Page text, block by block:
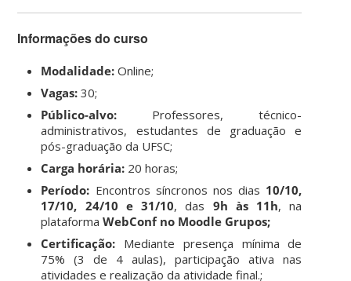
Informações do curso
Modalidade: Online;
Vagas: 30;
Público-alvo: Professores, técnico-
administrativos, estudantes de graduação e
pós-graduação da UFSC;
Carga horária: 20 horas;
Período: Encontros síncronos nos dias 10/10,
17/10, 24/10 e 31/10, das 9h às 11h, na
plataformaWebConf no Moodle Grupos;
Certificação: Mediante presença mínima de
75% (3 de 4 aulas), participação ativa nas
atividades e realização da atividade final.;